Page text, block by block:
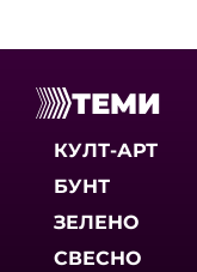
ТЕМИ
КУЛТ-АРТ
БУНТ
ЗЕЛЕНО
СВЕСНО